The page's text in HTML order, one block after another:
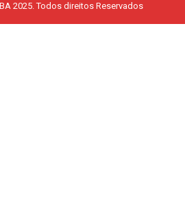
2025. Todos direitos Reservados